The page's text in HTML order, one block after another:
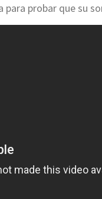
para probar que su